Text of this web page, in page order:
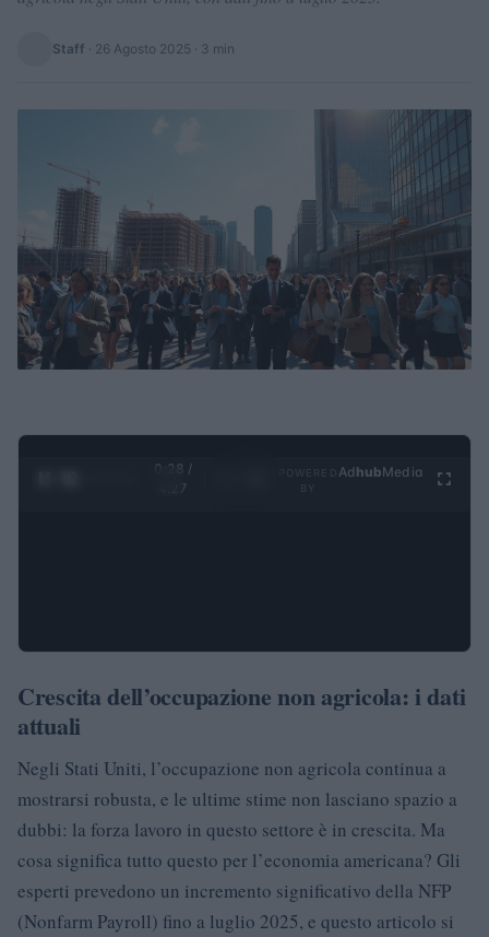
Staff · 26 Agosto 2025 · 3 min
0:28 /
4:27
Ad hubMedia
Crescita dell’occupazione non agricola: i dati
attuali
Negli Stati Uniti, l’occupazione non agricola continua a
mostrarsi robusta, e le ultime stime non lasciano spazio a
dubbi: la forza lavoro in questo settore è in crescita. Ma
cosa significa tutto questo per l’economia americana? Gli
esperti prevedono un incremento significativo della NFP
(Nonfarm Payroll) fino a luglio 2025, e questo articolo si